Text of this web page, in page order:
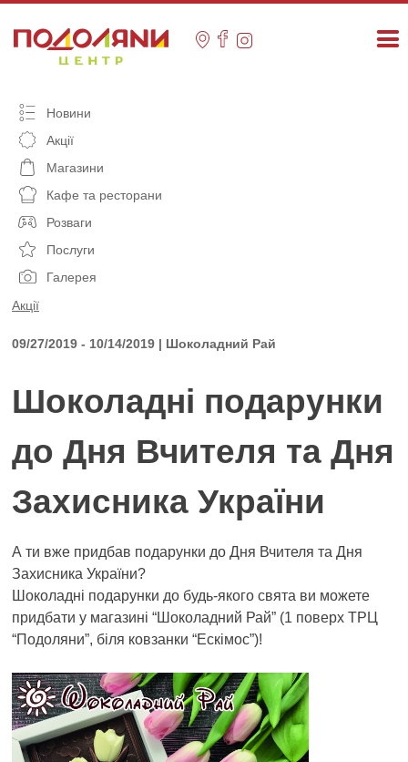
content
Новини
Акції
Магазини
Кафе та ресторани
Розваги
Послуги
Галерея
Акції
09/27/2019 - 10/14/2019 | Шоколадний Рай
Шоколадні подарунки
до Дня Вчителя та Дня
Захисника України
А ти вже придбав подарунки до Дня Вчителя та Дня
Захисника України?
Шоколадні подарунки до будь-якого свята ви можете
придбати у магазині “Шоколадний Рай” (1 поверх ТРЦ
“Подоляни”, біля ковзанки “Ескімос”)!